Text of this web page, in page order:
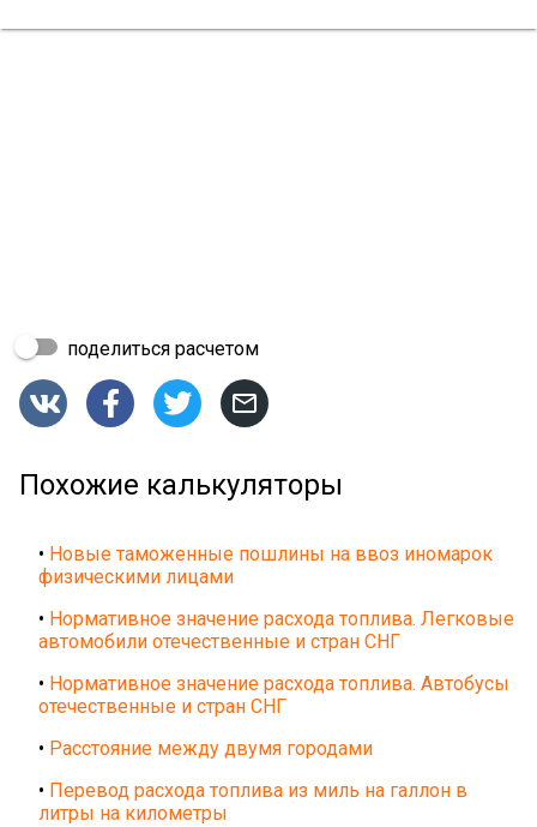
поделиться расчетом
   
Похожие калькуляторы
• Новые таможенные пошлины на ввоз иномарок
физическими лицами
• Нормативное значение расхода топлива. Легковые
автомобили отечественные и стран СНГ
• Нормативное значение расхода топлива. Автобусы
отечественные и стран СНГ
• Расстояние между двумя городами
• Перевод расхода топлива из миль на галлон в
литры на километры